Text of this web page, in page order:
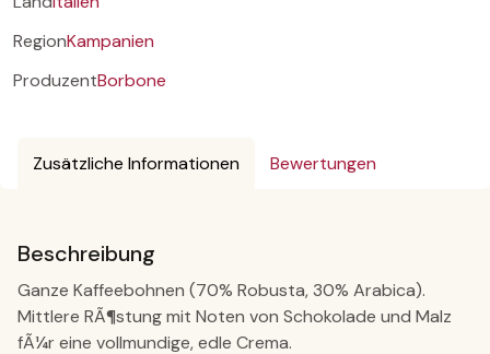
RegionKampanien
ProduzentBorbone
Zusätzliche Informationen Bewertungen
Beschreibung
Ganze Kaffeebohnen (70% Robusta, 30% Arabica).
Mittlere RÃ¶stung mit Noten von Schokolade und Malz
fÃ¼r eine vollmundige, edle Crema.